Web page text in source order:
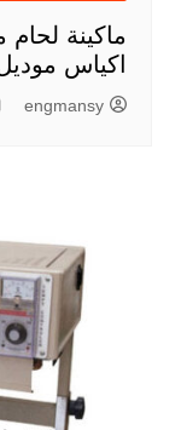
ماكينة
اكياس موديل 303 ماركة المهندس
engmansy